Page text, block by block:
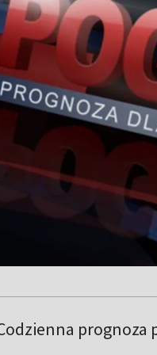
prognoza